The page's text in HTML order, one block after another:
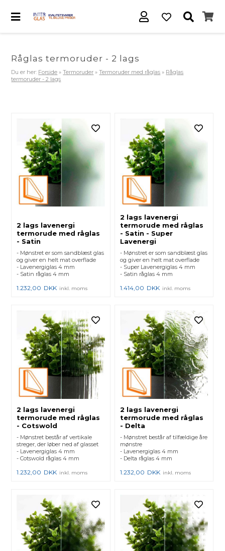
Råglas termoruder - 2 lags
Du er her: Forside »Termoruder »Termoruder med råglas » Råglas
termoruder - 2 lags
2 lags lavenergi
termorude med råglas
- Satin
- Mønstret er som sandblæst glas
og giver en helt mat overflade
- Lavenergiglas 4 mm
- Satin råglas 4 mm
1.232,00 DKK inkl. moms
2 lags lavenergi
termorude med råglas
- Satin - Super
Lavenergi
- Mønstret er som sandblæst glas
og giver en helt mat overflade
- Super Lavenergiglas 4 mm
- Satin råglas 4 mm
1.414,00 DKK inkl. moms
2 lags lavenergi
termorude med råglas
- Cotswold
- Mønstret består af vertikale
streger, der løber ned af glasset
- Lavenergiglas 4 mm
- Cotswold råglas 4 mm
1.232,00 DKK inkl. moms
2 lags lavenergi
termorude med råglas
- Delta
- Mønstret består af tilfældige åre
mønstre
- Lavenergiglas 4 mm
- Delta råglas 4 mm
1.232,00 DKK inkl. moms